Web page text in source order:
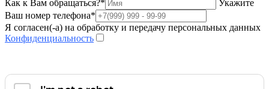
Как к Вам обращаться?*
Укажите
Ваш номер телефона*
Я согласен(-а) на обработку и передачу персональных данных
Конфиденциальность